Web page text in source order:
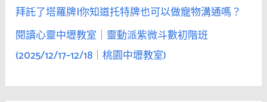
拜託了塔羅牌|你知道托特牌也可以做寵物溝通嗎？
閱讀心靈中壢教室｜靈動派紫微斗數初階班
(2025/12/17–12/18｜桃園中壢教室)